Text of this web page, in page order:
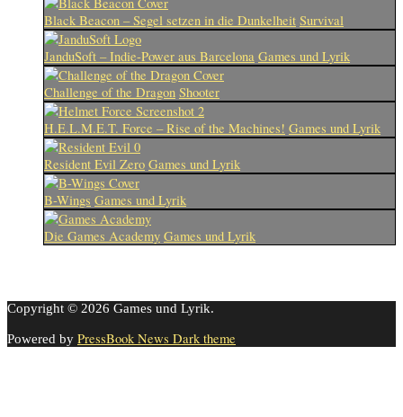
Black Beacon – Segel setzen in die Dunkelheit Survival
JanduSoft – Indie-Power aus Barcelona Games und Lyrik
Challenge of the Dragon Shooter
H.E.L.M.E.T. Force – Rise of the Machines! Games und Lyrik
Resident Evil Zero Games und Lyrik
B-Wings Games und Lyrik
Die Games Academy Games und Lyrik
Copyright © 2026 Games und Lyrik.
Powered by PressBook News Dark theme